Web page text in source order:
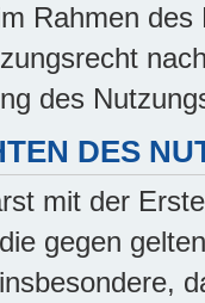
Rahmen
des
DES
mit der
gegen